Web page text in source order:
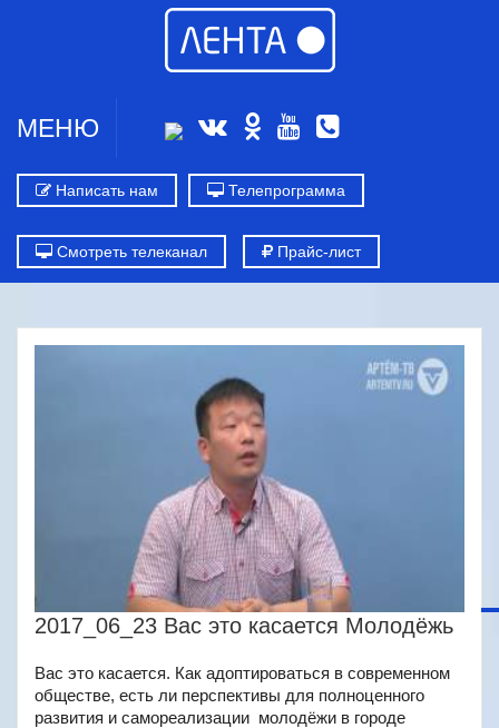
МЕНЮ
Написать нам Телепрограмма
Смотреть телеканал Прайс-лист
2017_06_23 Вас это касается Молодёжь
Вас это касается. Как адоптироваться в современном
обществе, есть ли перспективы для полноценного
развития и самореализации молодёжи в городе